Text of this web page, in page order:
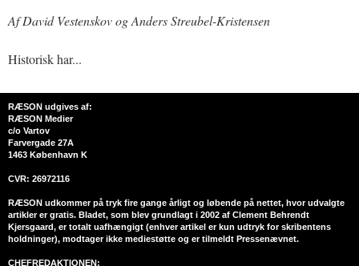
Af David Vestenskov og Anders Streubel-Kristensen
Historisk har...
RÆSON udgives af:
RÆSON Medier
c/o Vartov
Farvergade 27A
1463 København K
CVR: 26972116
RÆSON udkommer på tryk fire gange årligt og løbende på nettet, hvor udvalgte
artikler er gratis. Bladet, som blev grundlagt i 2002 af Clement Behrendt
Kjersgaard, er totalt uafhængigt (enhver artikel er kun udtryk for skribentens
holdninger), modtager ikke mediestøtte og er tilmeldt Pressenævnet.
CHEFREDAKTIONEN: